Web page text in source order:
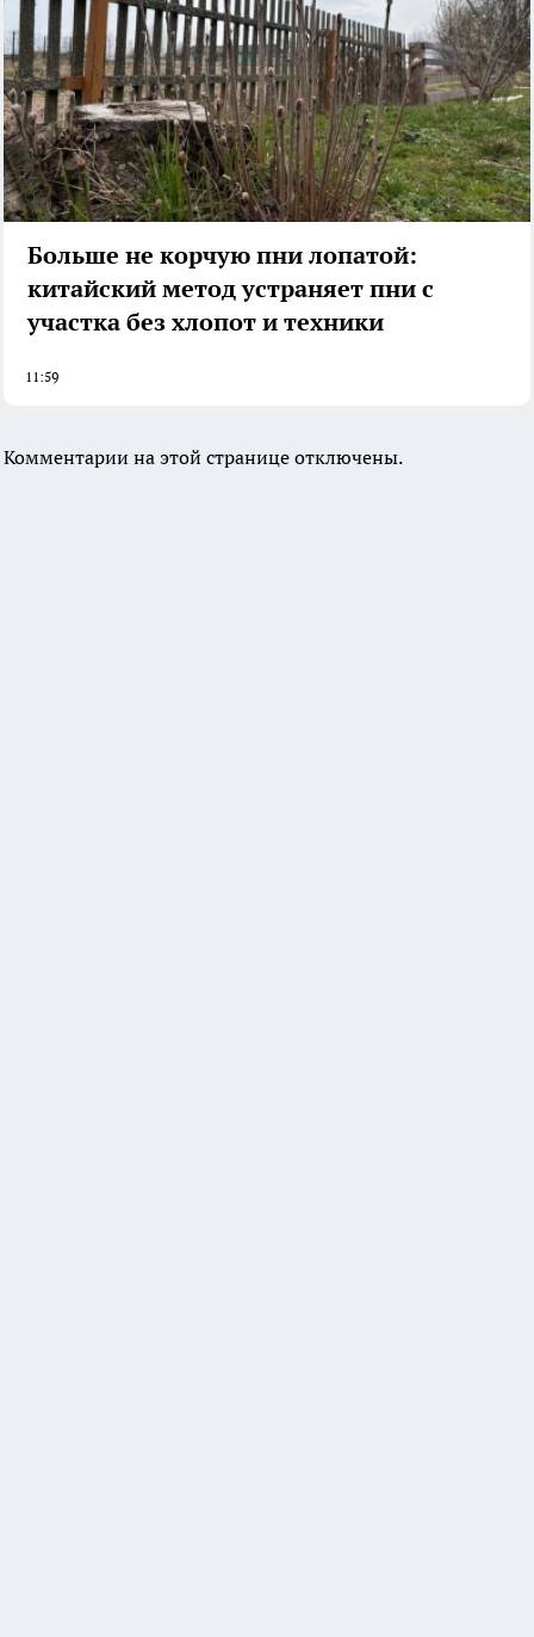
Больше не корчую пни лопатой:
китайский метод устраняет пни с
участка без хлопот и техники
11:59
Комментарии на этой странице отключены.